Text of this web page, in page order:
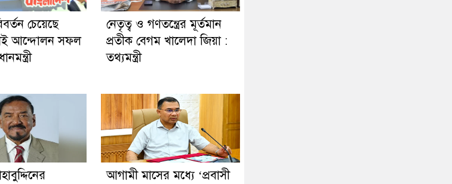
চেয়েছে
আন্দোলন সফল
নেতৃত্ব ও গণতন্ত্রের মূর্তমান
প্রতীক বেগম খালেদা জিয়া :
তথ্যমন্ত্রী
আগামী মাসের মধ্যে ‘প্রবাসী